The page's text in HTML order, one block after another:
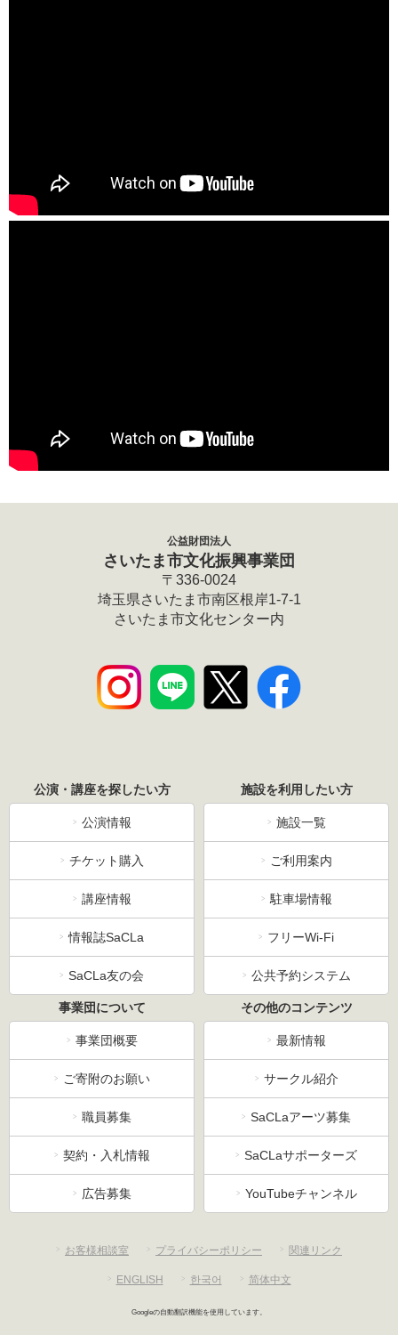
公益財団法人
さいたま市文化振興事業団
〒336-0024
埼玉県さいたま市南区根岸1-7-1
さいたま市文化センター内
公演・講座を探したい方
公演情報
チケット購入
講座情報
情報誌SaCLa
SaCLa友の会
施設を利用したい方
施設一覧
ご利用案内
駐車場情報
フリーWi-Fi
公共予約システム
事業団について
事業団概要
ご寄附のお願い
職員募集
契約・入札情報
広告募集
その他のコンテンツ
最新情報
サークル紹介
SaCLaアーツ募集
SaCLaサポーターズ
YouTubeチャンネル
お客様相談室 プライバシーポリシー 関連リンク
ENGLISH 한국어 简体中文
Googleの自動翻訳機能を使用しています。